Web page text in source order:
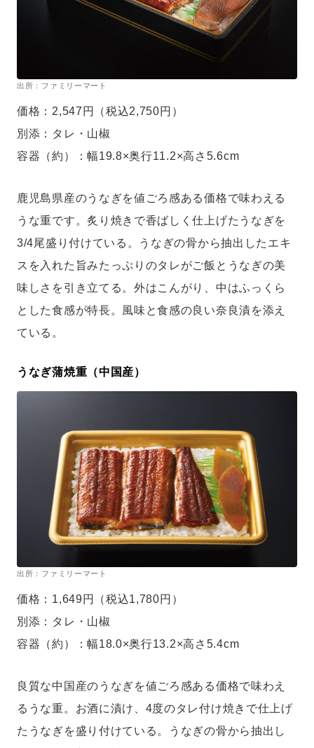
出所：ファミリーマート
価格：2,547円（税込2,750円）
別添：タレ・山椒
容器（約）：幅19.8×奥行11.2×高さ5.6cm
鹿児島県産のうなぎを値ごろ感ある価格で味わえる
うな重です。炙り焼きで香ばしく仕上げたうなぎを
3/4尾盛り付けている。うなぎの骨から抽出したエキ
スを入れた旨みたっぷりのタレがご飯とうなぎの美
味しさを引き立てる。外はこんがり、中はふっくら
とした食感が特長。風味と食感の良い奈良漬を添え
ている。
うなぎ蒲焼重（中国産）
出所：ファミリーマート
価格：1,649円（税込1,780円）
別添：タレ・山椒
容器（約）：幅18.0×奥行13.2×高さ5.4cm
良質な中国産のうなぎを値ごろ感ある価格で味わえ
るうな重。お酒に漬け、4度のタレ付け焼きで仕上げ
たうなぎを盛り付けている。うなぎの骨から抽出し